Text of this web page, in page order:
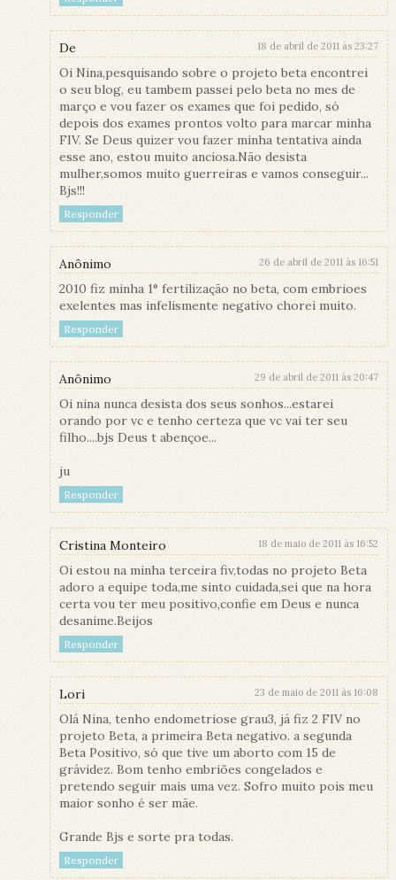
De 18 de abril de 2011 às 23:27
Oi Nina,pesquisando sobre o projeto beta encontrei
o seu blog, eu tambem passei pelo beta no mes de
março e vou fazer os exames que foi pedido, só
depois dos exames prontos volto para marcar minha
FIV. Se Deus quizer vou fazer minha tentativa ainda
esse ano, estou muito anciosa.Não desista
mulher,somos muito guerreiras e vamos conseguir...
Bjs!!!
Responder
Anônimo 26 de abril de 2011 às 16:51
2010 fiz minha 1° fertilização no beta, com embrioes
exelentes mas infelismente negativo chorei muito.
Responder
Anônimo 29 de abril de 2011 às 20:47
Oi nina nunca desista dos seus sonhos...estarei
orando por vc e tenho certeza que vc vai ter seu
filho....bjs Deus t abençoe...
ju
Responder
Cristina Monteiro 18 de maio de 2011 às 16:52
Oi estou na minha terceira fiv,todas no projeto Beta
adoro a equipe toda,me sinto cuidada,sei que na hora
certa vou ter meu positivo,confie em Deus e nunca
desanime.Beijos
Responder
Lori 23 de maio de 2011 às 16:08
Olá Nina, tenho endometriose grau3, já fiz 2 FIV no
projeto Beta, a primeira Beta negativo. a segunda
Beta Positivo, só que tive um aborto com 15 de
grávidez. Bom tenho embriões congelados e
pretendo seguir mais uma vez. Sofro muito pois meu
maior sonho é ser mãe.
Grande Bjs e sorte pra todas.
Responder